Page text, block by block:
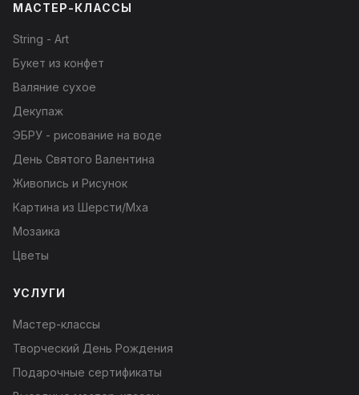
МАСТЕР-КЛАССЫ
String - Art
Букет из конфет
Валяние сухое
Декупаж
ЭБРУ - рисование на воде
День Святого Валентина
Живопись и Рисунок
Картина из Шерсти/Мха
Мозаика
Цветы
УСЛУГИ
Мастер-классы
Творческий День Рождения
Подарочные сертификаты